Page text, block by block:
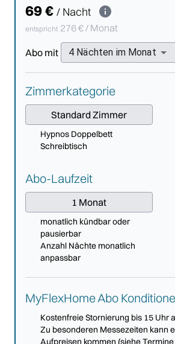
69€ / Nacht
entspricht 276€ / Monat
Abo mit 4 Nächten im Monat
Zimmerkategorie
Standard Zimmer
Hypnos Doppelbett
Schreibtisch
Abo-Laufzeit
1 Monat
monatlich kündbar oder
pausierbar
Anzahl Nächte monatlich
anpassbar
MyFlexHome Abo
Kostenfreie Stornierung bis 15 Uhr
Zu besonderen Messezeiten kann
Aufpreisen kommen (siehe